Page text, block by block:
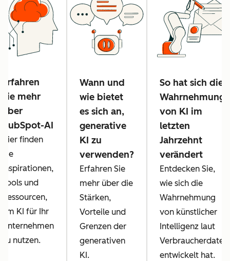
Erfahren
Sie mehr
über
HubSpot-AI
Hier finden
Sie
Inspirationen,
Tools und
Ressourcen,
um KI für Ihr
Unternehmen
zu nutzen.
Wann und
wie bietet
es sich an,
generative
KI zu
verwenden?
Erfahren Sie
mehr über die
Stärken,
Vorteile und
Grenzen der
generativen
KI.
So hat sich die
Wahrnehmung
von KI im
letzten
Jahrzehnt
verändert
Entdecken Sie,
wie sich die
Wahrnehmung
von künstlicher
Intelligenz laut
Verbraucherdaten
entwickelt hat.